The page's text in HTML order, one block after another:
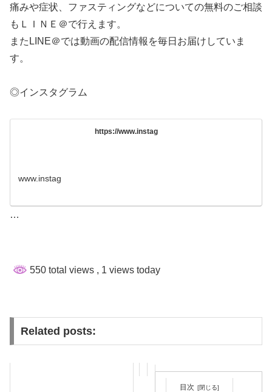
痛みや症状、ファスティングなどについての無料のご相談
もＬＩＮＥ＠で行えます。
またLINE＠では動画の配信情報を毎日お届けしていま
す。
◎インスタグラム
https://www.instag
www.instag
…
550 total views , 1 views today
Related posts:
目次